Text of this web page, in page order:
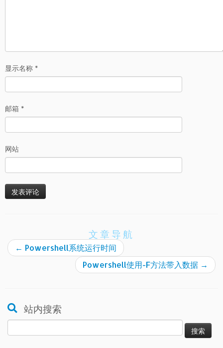
显示名称 *
邮箱 *
网站
文章导航
← Powershell系统运行时间
Powershell使用-F方法带入数据 →
站内搜索
索：